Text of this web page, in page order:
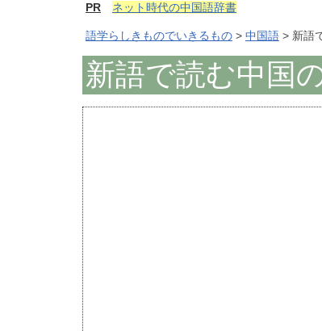
PR ネット時代の中国語辞書
語学らしきものでいきるもの > 中国語 > 新語
新語で読む中国